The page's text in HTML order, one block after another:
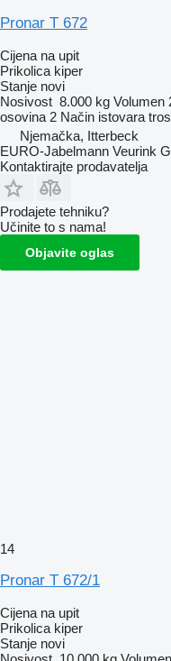
Pronar T 672
Cijena na upit
Prikolica kiper
Stanje novi
Nosivost 8.000 kg Volumen
osovina 2 Način istovara
Njemačka, Itterbeck
EURO-Jabelmann Veurink
Kontaktirajte prodavatelja
Prodajete tehniku?
Učinite to s nama!
Objavite oglas
14
Pronar T 672/1
Cijena na upit
Prikolica kiper
Stanje novi